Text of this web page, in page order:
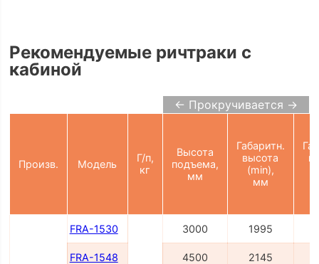
Рекомендуемые ричтраки с
кабиной
← Прокручивается →
Произв. Модель
Г/п,
кг
Высота
подъема,
мм
Габаритн.
высота
(min),
мм
FRA-1530 3000 1995
FRA-1548 4500 2145